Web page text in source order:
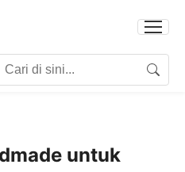
Search
untuk